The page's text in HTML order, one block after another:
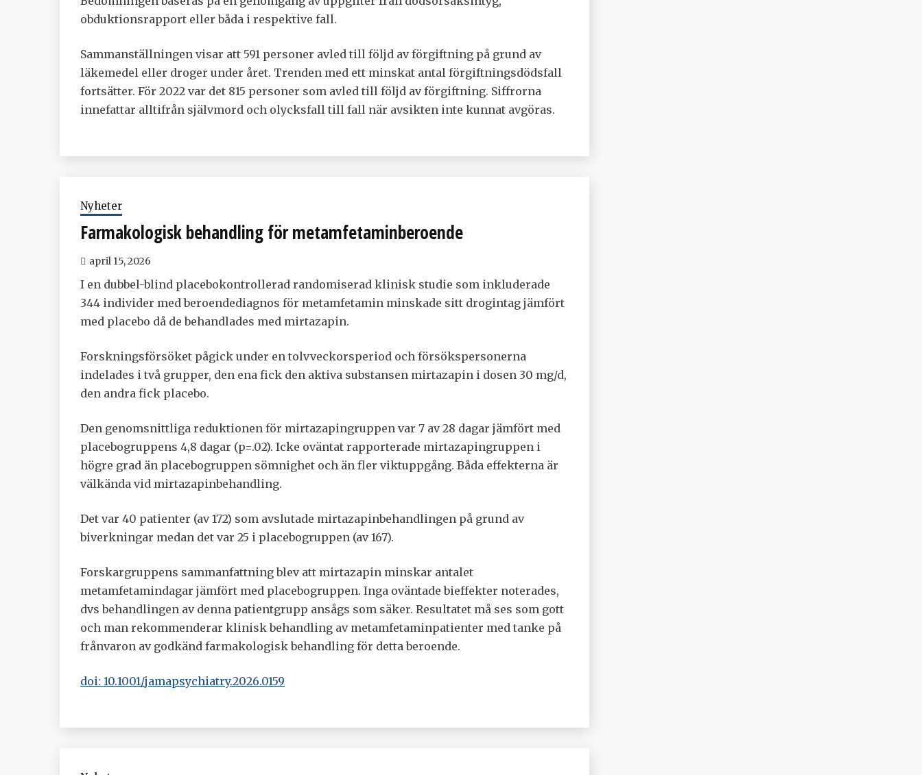
obduktionsrapport eller båda i respektive fall.
Sammanställningen visar att 591 personer avled till följd av förgiftning på grund av
läkemedel eller droger under året. Trenden med ett minskat antal förgiftningsdödsfall
fortsätter. För 2022 var det 815 personer som avled till följd av förgiftning. Siffrorna
innefattar alltifrån självmord och olycksfall till fall när avsikten inte kunnat avgöras.
Nyheter
Farmakologisk behandling för metamfetaminberoende
april 15, 2026
I en dubbel-blind placebokontrollerad randomiserad klinisk studie som inkluderade
344 individer med beroendediagnos för metamfetamin minskade sitt drogintag jämfört
med placebo då de behandlades med mirtazapin.
Forskningsförsöket pågick under en tolvveckorsperiod och försökspersonerna
indelades i två grupper, den ena fick den aktiva substansen mirtazapin i dosen 30 mg/d,
den andra fick placebo.
Den genomsnittliga reduktionen för mirtazapingruppen var 7 av 28 dagar jämfört med
placebogruppens 4,8 dagar (p=.02). Icke oväntat rapporterade mirtazapingruppen i
högre grad än placebogruppen sömnighet och än fler viktuppgång. Båda effekterna är
välkända vid mirtazapinbehandling.
Det var 40 patienter (av 172) som avslutade mirtazapinbehandlingen på grund av
biverkningar medan det var 25 i placebogruppen (av 167).
Forskargruppens sammanfattning blev att mirtazapin minskar antalet
metamfetamindagar jämfört med placebogruppen. Inga oväntade bieffekter noterades,
dvs behandlingen av denna patientgrupp ansågs som säker. Resultatet må ses som gott
och man rekommenderar klinisk behandling av metamfetaminpatienter med tanke på
frånvaron av godkänd farmakologisk behandling för detta beroende.
doi: 10.1001/jamapsychiatry.2026.0159